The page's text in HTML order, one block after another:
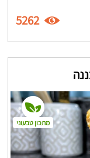
5262
מתכון טבעוני